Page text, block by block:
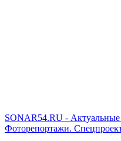
SONAR54.RU -
Фоторепортажи.